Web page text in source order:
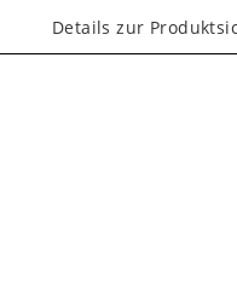
Details zur